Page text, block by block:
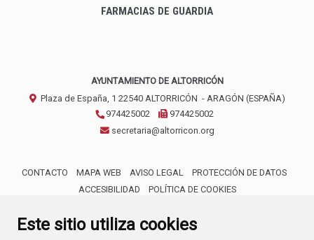
Este sitio utiliza cookies
FARMACIAS DE GUARDIA
AYUNTAMIENTO DE ALTORRICÓN
Plaza de España, 1 22540 ALTORRICÓN - ARAGÓN (ESPAÑA)
974425002
974425002
secretaria@altorricon.org
CONTACTO MAPA WEB AVISO LEGAL
PROTECCIÓN DE DATOS
ACCESIBILIDAD
POLÍTICA DE COOKIES